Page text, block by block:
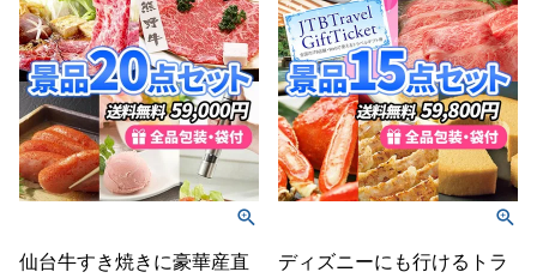
仙台牛すき焼きに豪華産直
ディズニーにも行けるトラ